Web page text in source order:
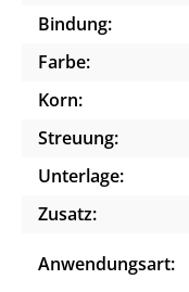
Bindung:
Farbe:
Korn:
Streuung:
Unterlage:
Zusatz:
Anwendungsart: